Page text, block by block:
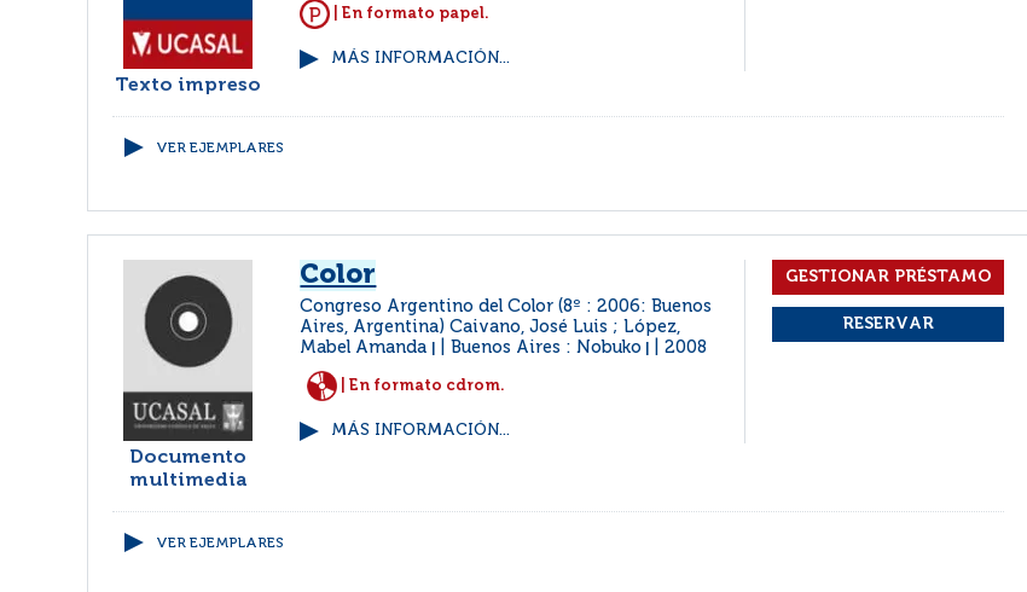
Texto impreso
| En formato papel.
MÁS INFORMACIÓN...
VER EJEMPLARES
Documento
multimedia
Color
Congreso Argentino del Color (8º : 2006: Buenos
Aires, Argentina) Caivano, José Luis ; López,
Mabel Amanda
Buenos Aires : Nobuko 2008
| En formato cdrom.
MÁS INFORMACIÓN...
VER EJEMPLARES